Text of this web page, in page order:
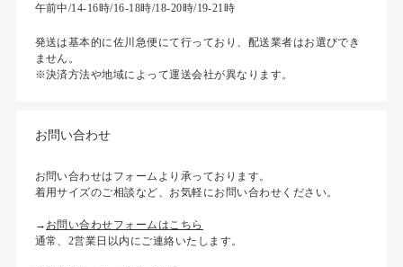
午前中/14-16時/16-18時/18-20時/19-21時
発送は基本的に佐川急便にて行っており、配送業者はお選びでき
ません。
※決済方法や地域によって運送会社が異なります。
お問い合わせ
お問い合わせはフォームより承っております。
着用サイズのご相談など、お気軽にお問い合わせください。
→ お問い合わせフォームはこちら
通常、2営業日以内にご連絡いたします。